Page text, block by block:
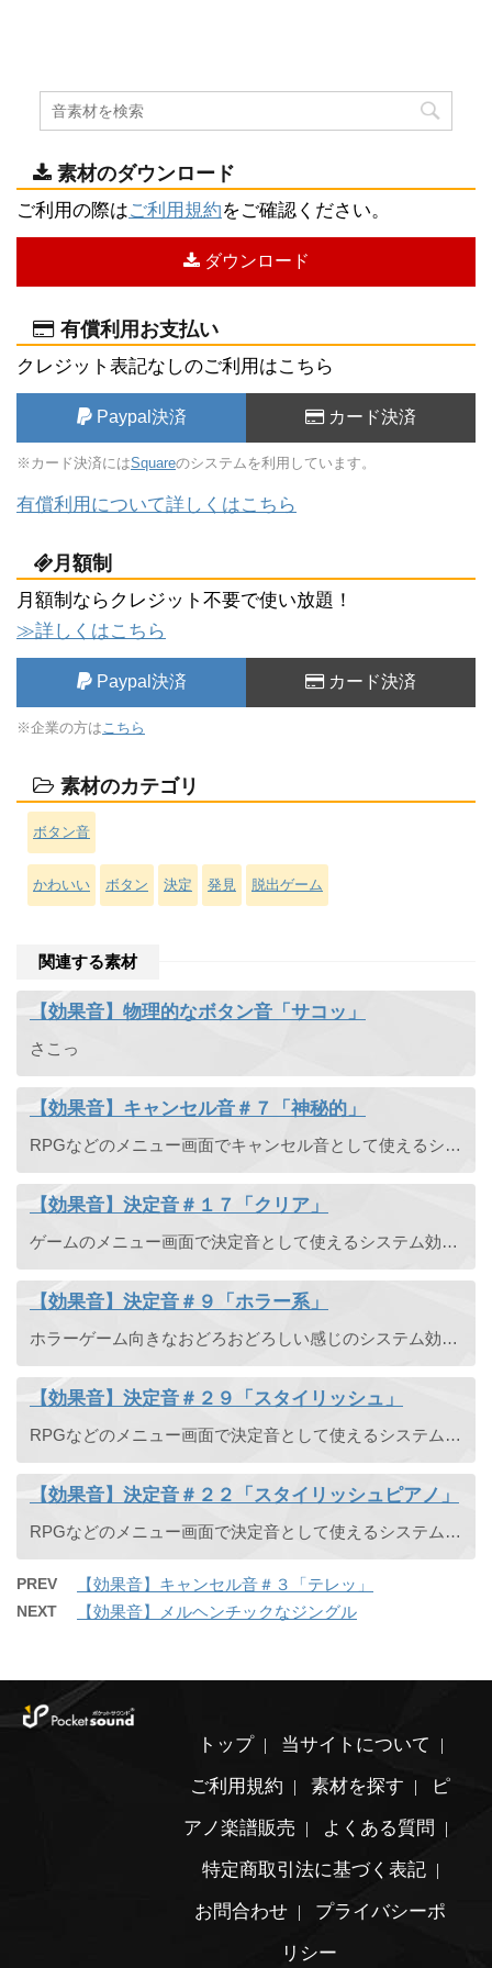
素材のダウンロード
ご利用の際はご利用規約をご確認ください。
ダウンロード
有償利用お支払い
クレジット表記なしのご利用はこちら
Paypal決済 カード決済
※カード決済にはSquareのシステムを利用しています。
有償利用について詳しくはこちら
月額制
月額制ならクレジット不要で使い放題！
≫詳しくはこちら
Paypal決済 カード決済
※企業の方は こちら
素材のカテゴリ
ボタン音
かわいい ボタン 決定 発見 脱出ゲーム
関連する素材
【効果音】物理的なボタン音「サコッ」
さこっ
【効果音】キャンセル音＃７「神秘的」
RPGなどのメニュー画面でキャンセル音として使えるシステム効果音です。ポワンという神秘的な音が鳴ります。魔法の効果音としても使えそうです。
【効果音】決定音＃１７「クリア」
ゲームのメニュー画面で決定音として使えるシステム効果音です。クリアな透き通った音でタララランと鳴ります。
【効果音】決定音＃９「ホラー系」
ホラーゲーム向きなおどろおどろしい感じのシステム効果音です。幽霊やゾンビが出てくるゲームにおすすめです。
【効果音】決定音＃２９「スタイリッシュ」
RPGなどのメニュー画面で決定音として使えるシステム効果音です。スタイリッシュでクールな決定音。デビルメイクライっぽい。
【効果音】決定音＃２２「スタイリッシュピアノ」
RPGなどのメニュー画面で決定音として使えるシステム効果音です。スタイリッシュな高音ピアノの決定音です。
PREV 【効果音】キャンセル音＃３「テレッ」
NEXT 【効果音】メルヘンチックなジングル
トップ
当サイトについて
ご利用規約
素材を探す
ピ
アノ楽譜販売
よくある質問
特定商取引法に基づく表記
お問合わせ
プライバシーポ
リシー